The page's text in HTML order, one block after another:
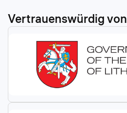
Vertrauenswürdig von